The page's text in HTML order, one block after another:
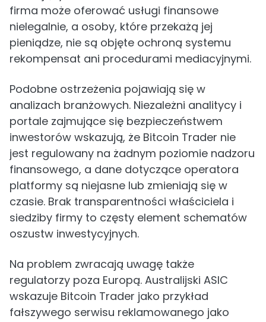
firma może oferować usługi finansowe
nielegalnie, a osoby, które przekażą jej
pieniądze, nie są objęte ochroną systemu
rekompensat ani procedurami mediacyjnymi.
Podobne ostrzeżenia pojawiają się w
analizach branżowych. Niezależni analitycy i
portale zajmujące się bezpieczeństwem
inwestorów wskazują, że Bitcoin Trader nie
jest regulowany na żadnym poziomie nadzoru
finansowego, a dane dotyczące operatora
platformy są niejasne lub zmieniają się w
czasie. Brak transparentności właściciela i
siedziby firmy to częsty element schematów
oszustw inwestycyjnych.
Na problem zwracają uwagę także
regulatorzy poza Europą. Australijski ASIC
wskazuje Bitcoin Trader jako przykład
fałszywego serwisu reklamowanego jako